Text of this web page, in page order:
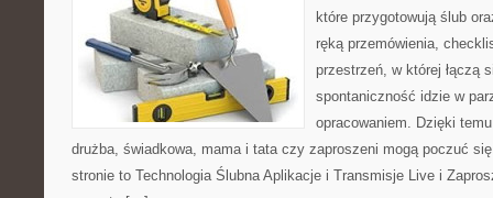
które przygotowują ślub
ręką przemówienia,
przestrzeń, w której łączą
spontaniczność idzie w
opracowaniem. Dzięki
drużba, świadkowa, mama i tata czy zaproszeni mogą poczuć
stronie to Technologia Ślubna Aplikacje i Transmisje Live i